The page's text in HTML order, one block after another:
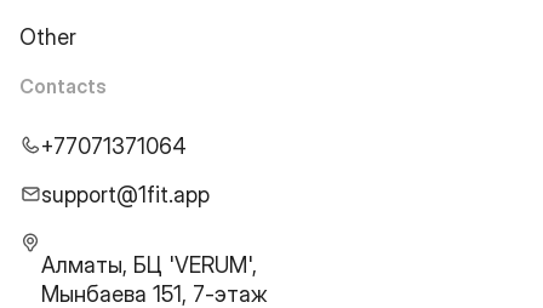
Other
Contacts
+77071371064
support@1fit.app
Алматы, БЦ 'VERUM',
Мынбаева 151, 7-этаж